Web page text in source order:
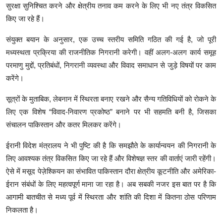
सुरक्षा सुनिश्चित करने और क्षेत्रीय तनाव कम करने के लिए भी नए तंत्र विकसित
किए जा रहे हैं।
संयुक्त बयान के अनुसार, एक उच्च स्तरीय समिति गठित की गई है, जो पूरी
मध्यस्थता प्रक्रिया की राजनीतिक निगरानी करेगी। वहीं अलग-अलग कार्य समूह
परमाणु मुद्दों, प्रतिबंधों, निगरानी व्यवस्था और विवाद समाधान से जुड़े विषयों पर काम
करेंगे।
सूत्रों के मुताबिक, लेबनान में स्थिरता बनाए रखने और सैन्य गतिविधियों को रोकने के
लिए एक विशेष “विवाद-निवारण प्रकोष्ठ” बनाने पर भी सहमति बनी है, जिसका
संचालन पाकिस्तान और कतर मिलकर करेंगे।
ईरानी विदेश मंत्रालय ने भी पुष्टि की है कि समझौते के कार्यान्वयन की निगरानी के
लिए आवश्यक तंत्र विकसित किए जा रहे हैं और विशेषज्ञ स्तर की वार्ताएं जारी रहेंगी।
ऐसे में मसूद पेज़ेश्कियन का संभावित पाकिस्तान दौरा क्षेत्रीय कूटनीति और अमेरिका-
ईरान संबंधों के लिए महत्वपूर्ण माना जा रहा है। अब सबकी नजर इस बात पर है कि
आगामी बातचीत से मध्य पूर्व में स्थिरता और शांति की दिशा में कितना ठोस परिणाम
निकलता है।